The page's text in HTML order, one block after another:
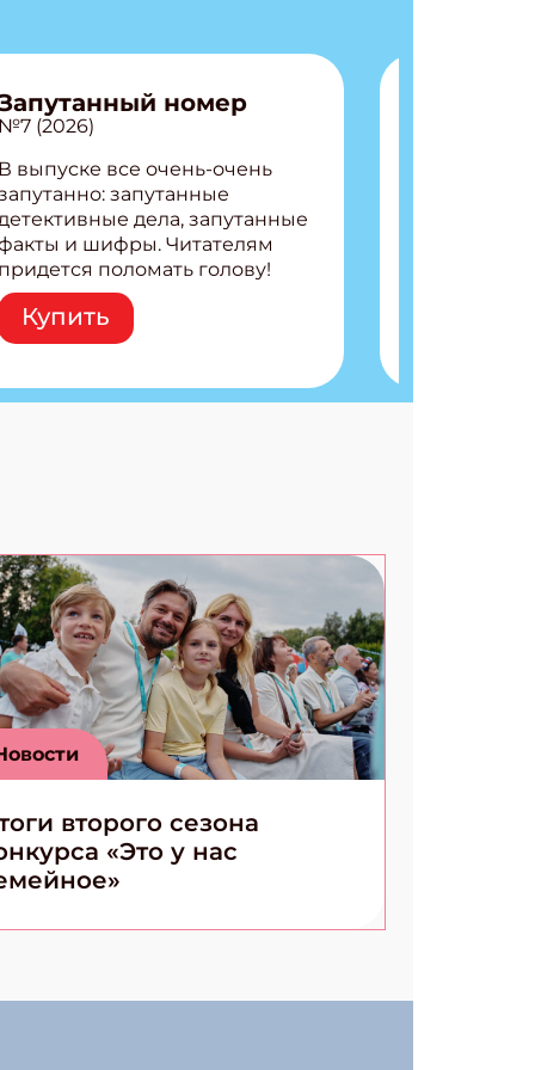
номер
№7 (2026)
В выпуске все очень-очень
запутанные
детективные дела, запутанные
и шифры. Читателям
придется поломать голову!
Внутри: Шифры и
расшифровки Плетем
запутанные поделки
коды 3 комикса
Купить
второго сезона
«Это у нас